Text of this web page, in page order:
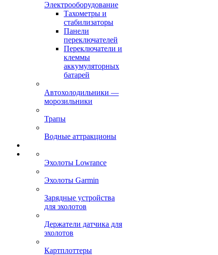
Электрооборудование
Тахометры и
стабилизаторы
Панели
переключателей
Переключатели и
клеммы
аккумуляторных
батарей
Автохолодильники —
морозильники
Трапы
Водные аттракционы
Эхолоты Lowrance
Эхолоты Garmin
Зарядные устройства
для эхолотов
Держатели датчика для
эхолотов
Картплоттеры